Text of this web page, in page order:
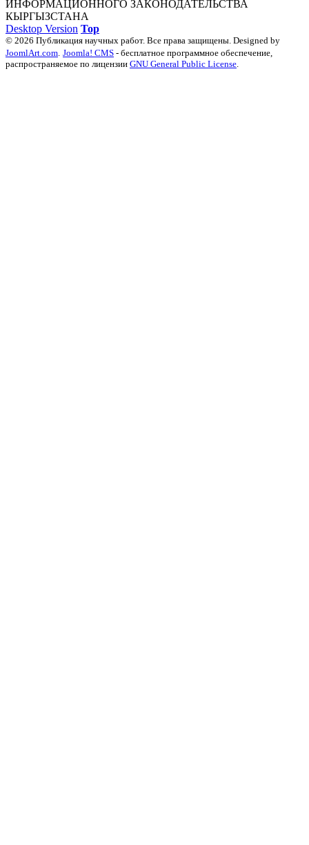
ИНФОРМАЦИОННОГО ЗАКОНОДАТЕЛЬСТВА
КЫРГЫЗСТАНА
Desktop Version Top
© 2026 Публикация научных работ. Все права защищены. Designed by
JoomlArt.com Joomla! CMS - бесплатное программное обеспечение,
распространяемое по лицензии GNU General Public License